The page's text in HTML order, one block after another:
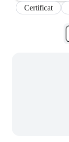
Certificat